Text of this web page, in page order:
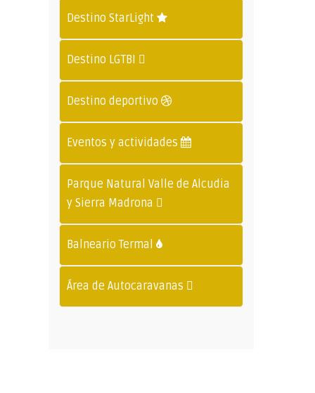
Destino StarLight
Destino LGTBI
Destino deportivo
Eventos y actividades
Parque Natural Valle de Alcudia
y Sierra Madrona
Balneario Termal
Área de Autocaravanas